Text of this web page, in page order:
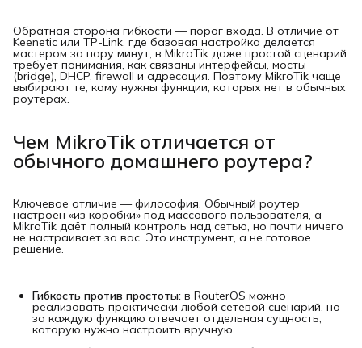
Обратная сторона гибкости — порог входа. В отличие от
Keenetic или TP-Link, где базовая настройка делается
мастером за пару минут, в MikroTik даже простой сценарий
требует понимания, как связаны интерфейсы, мосты
(bridge), DHCP, firewall и адресация. Поэтому MikroTik чаще
выбирают те, кому нужны функции, которых нет в обычных
роутерах.
Чем MikroTik отличается от
обычного домашнего роутера?
Ключевое отличие — философия. Обычный роутер
настроен «из коробки» под массового пользователя, а
MikroTik даёт полный контроль над сетью, но почти ничего
не настраивает за вас. Это инструмент, а не готовое
решение.
Гибкость против простоты: в RouterOS можно
реализовать практически любой сетевой сценарий, но
за каждую функцию отвечает отдельная сущность,
которую нужно настроить вручную.